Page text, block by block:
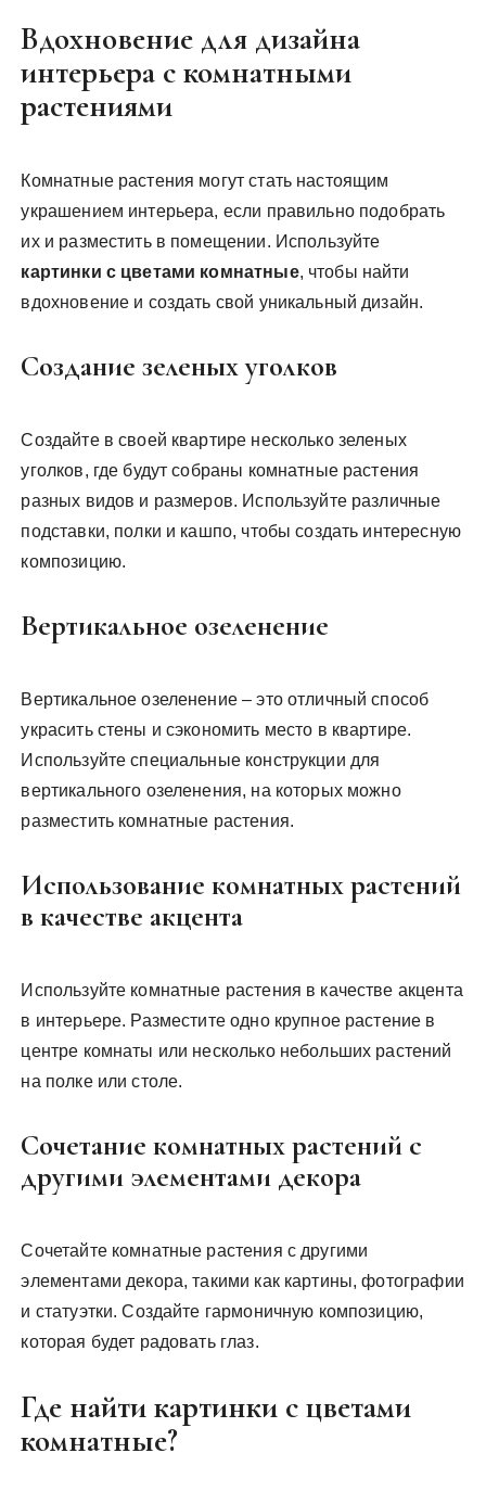
Вдохновение для дизайна
интерьера с комнатными
растениями
Комнатные растения могут стать настоящим
украшением интерьера, если правильно подобрать
их и разместить в помещении. Используйте
картинки с цветами комнатные, чтобы найти
вдохновение и создать свой уникальный дизайн.
Создание зеленых уголков
Создайте в своей квартире несколько зеленых
уголков, где будут собраны комнатные растения
разных видов и размеров. Используйте различные
подставки, полки и кашпо, чтобы создать интересную
композицию.
Вертикальное озеленение
Вертикальное озеленение – это отличный способ
украсить стены и сэкономить место в квартире.
Используйте специальные конструкции для
вертикального озеленения, на которых можно
разместить комнатные растения.
Использование комнатных растений
в качестве акцента
Используйте комнатные растения в качестве акцента
в интерьере. Разместите одно крупное растение в
центре комнаты или несколько небольших растений
на полке или столе.
Сочетание комнатных растений с
другими элементами декора
Сочетайте комнатные растения с другими
элементами декора, такими как картины, фотографии
и статуэтки. Создайте гармоничную композицию,
которая будет радовать глаз.
Где найти картинки с цветами
комнатные?